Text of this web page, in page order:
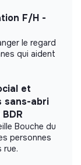
to obtain.
F/H -
le regard
qui aident
et
sans-abri
Bouche du
personnes
rue.